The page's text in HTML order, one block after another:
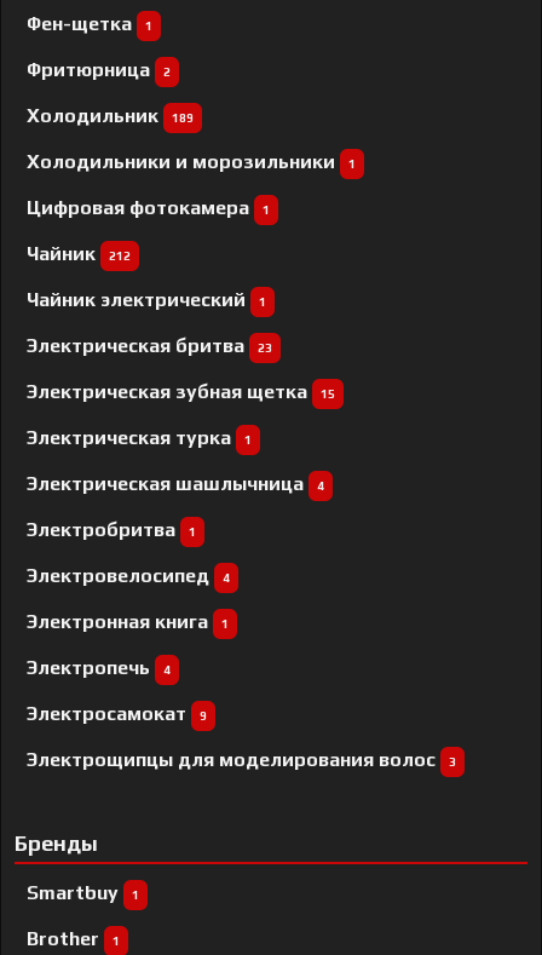
Фен-щетка 1
Фритюрница 2
Холодильник 189
Холодильники и морозильники 1
Цифровая фотокамера 1
Чайник 212
Чайник электрический 1
Электрическая бритва 23
Электрическая зубная щетка 15
Электрическая турка 1
Электрическая шашлычница 4
Электробритва 1
Электровелосипед 4
Электронная книга 1
Электропечь 4
Электросамокат 9
Электрощипцы для моделирования волос 3
Бренды
Smartbuy 1
Brother 1